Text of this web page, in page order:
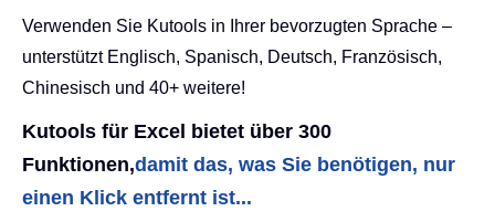
Verwenden Sie Kutools in Ihrer bevorzugten Sprache –
unterstützt Englisch, Spanisch, Deutsch, Französisch,
Chinesisch und 40+ weitere!
Kutools für Excel bietet über 300
Funktionen,damit das, was Sie benötigen, nur
einen Klick entfernt ist...